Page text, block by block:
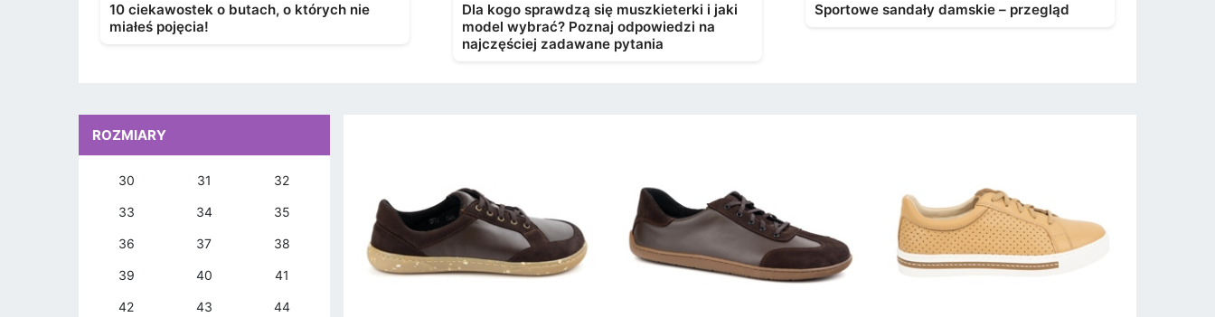
10 ciekawostek o butach, o których nie
miałeś pojęcia!
Dla kogo sprawdzą się muszkieterki i jaki
model wybrać? Poznaj odpowiedzi na
najczęściej zadawane pytania
Sportowe sandały damskie – przegląd
ROZMIARY
30 31 32
33 34 35
36 37 38
39 40 41
42 43 44